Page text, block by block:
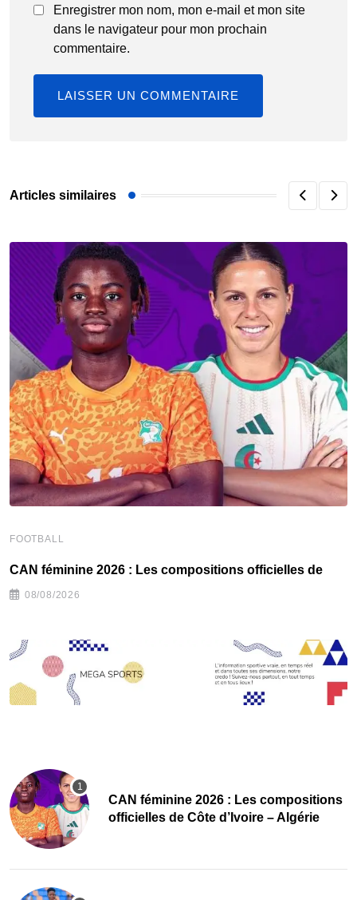
Enregistrer mon nom, mon e-mail et mon site
dans le navigateur pour mon prochain
commentaire.
Articles similaires
FOOTBALL
‎CAN féminine 2026 : Les compositions officielles de
08/08/2026
‎CAN féminine 2026 : Les compositions
officielles de Côte d’Ivoire – Algérie